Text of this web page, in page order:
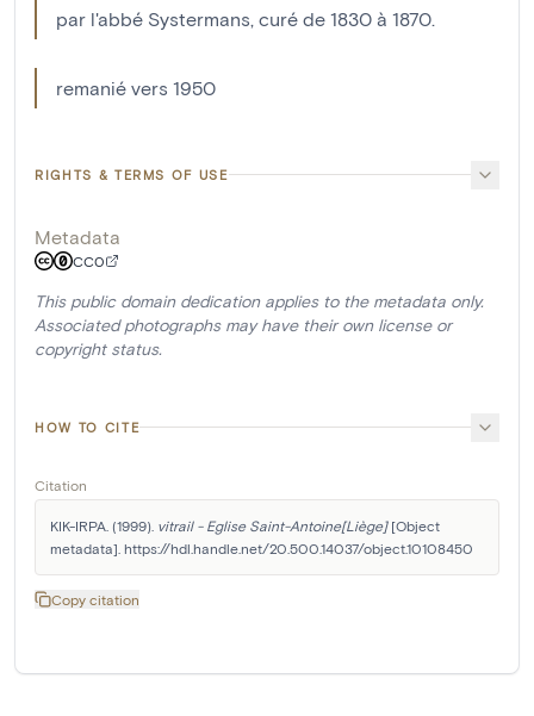
par l'abbé Systermans, curé de 1830 à 1870.
remanié vers 1950
RIGHTS & TERMS OF USE
Metadata
CC0
This public domain dedication applies to the metadata only.
Associated photographs may have their own license or
copyright status.
HOW TO CITE
Citation
KIK-IRPA. (1999). vitrail - Eglise Saint-Antoine[Liège] [Object
metadata]. https://hdl.handle.net/20.500.14037/object.10108450
Copy citation